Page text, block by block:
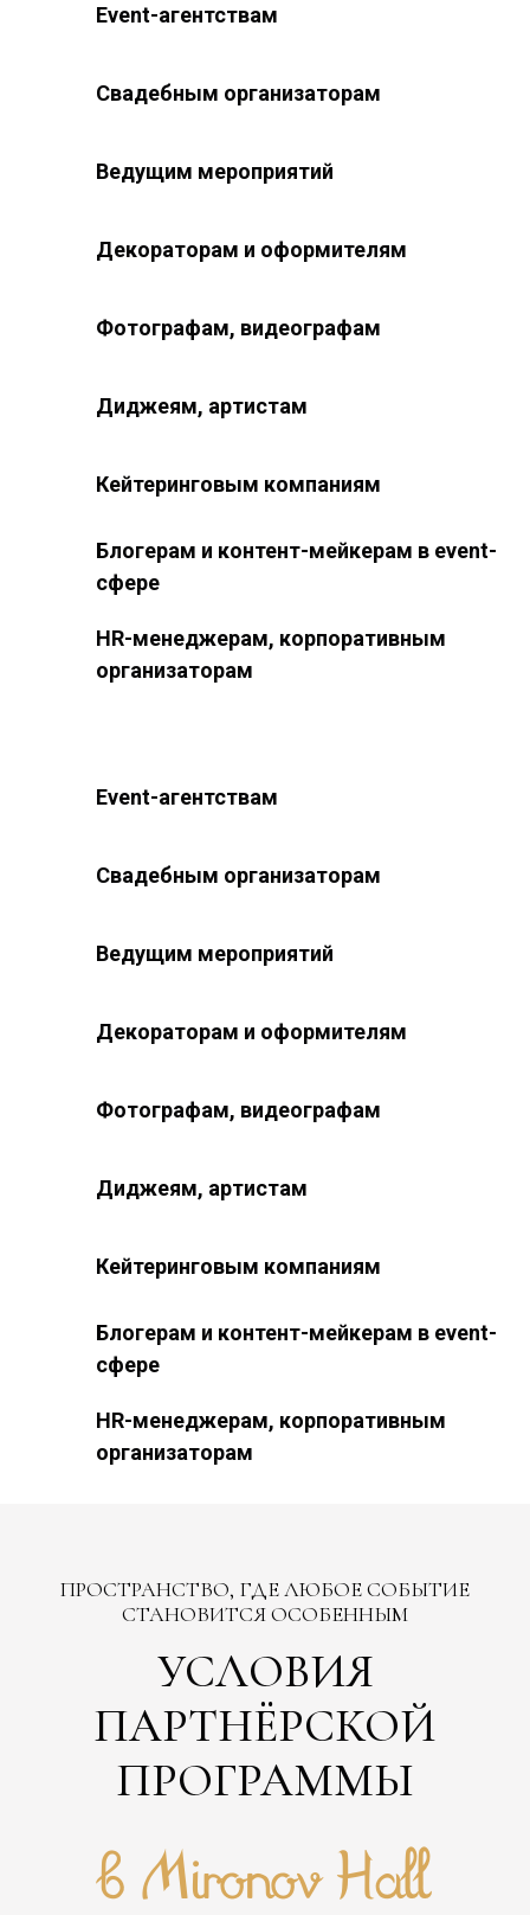
Event-агентствам
Свадебным организаторам
Ведущим мероприятий
Декораторам и оформителям
Фотографам, видеографам
Диджеям, артистам
Кейтеринговым компаниям
Блогерам и контент-мейкерам в event-
сфере
HR-менеджерам, корпоративным
организаторам
Event-агентствам
Свадебным организаторам
Ведущим мероприятий
Декораторам и оформителям
Фотографам, видеографам
Диджеям, артистам
Кейтеринговым компаниям
Блогерам и контент-мейкерам в event-
сфере
HR-менеджерам, корпоративным
организаторам
ПРОСТРАНСТВО, ГДЕ ЛЮБОЕ СОБЫТИЕ
СТАНОВИТСЯ ОСОБЕННЫМ
УСЛОВИЯ
ПАРТНЁРСКОЙ
ПРОГРАММЫ
в Mironov Hall